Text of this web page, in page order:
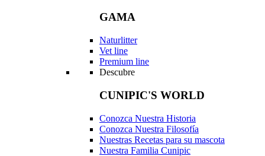
GAMA
Naturlitter
Vet line
Premium line
Descubre
CUNIPIC'S WORLD
Conozca Nuestra Historia
Conozca Nuestra Filosofía
Nuestras Recetas para su mascota
Nuestra Familia Cunipic